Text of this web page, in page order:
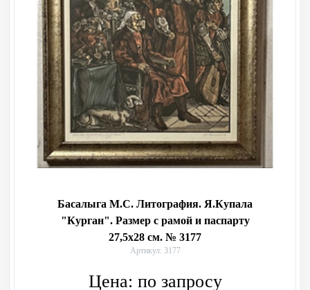
Басалыга М.С. Литография. Я.Купала
"Курган". Размер с рамой и паспарту
27,5х28 см. № 3177
Артикул: 3177
Цена: по запросу